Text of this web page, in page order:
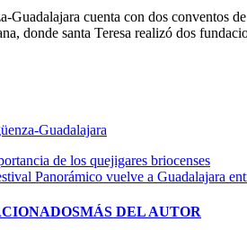
Guadalajara cuenta con dos conventos
donde santa Teresa realizó dos
Guadalajara
de los quejigares briocenses
Panorámico vuelve a Guadalajara
MÁS DEL AUTOR